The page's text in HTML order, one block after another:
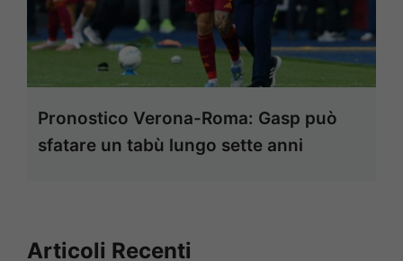
Pronostico Verona-Roma: Gasp può
sfatare un tabù lungo sette anni
Articoli Recenti